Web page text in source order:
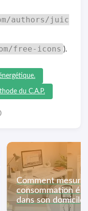
authors/juic
free-icons ).
du C.A.P.
Comment
consommation
dans son domicile